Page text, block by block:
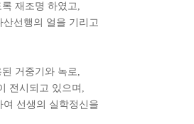
재조명 하였고,
선행의 얼을 기리고
거중기와 녹로,
전시되고 있으며,
선생의 실학정신을